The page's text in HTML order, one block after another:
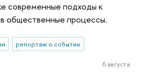
современные подходы к
общественные процессы.
репортаж о событии
6 августа